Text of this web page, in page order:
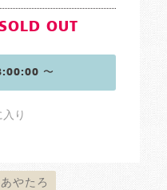
OUT
〜
り
あやたろ